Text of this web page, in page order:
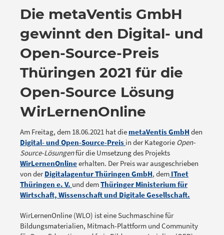
Die metaVentis GmbH
gewinnt den Digital- und
Open-Source-Preis
Thüringen 2021 für die
Open-Source Lösung
WirLernenOnline
Am Freitag, dem 18.06.2021 hat die metaVentis GmbH den
Digital- und Open-Source-Preis in der Kategorie Open-
Source-Lösungenfür die Umsetzung des Projekts
WirLernenOnlineerhalten. Der Preis war ausgeschrieben
von derDigitalagentur Thüringen GmbH, dem ITnet
Thüringen e. V. und demThüringer Ministerium für
Wirtschaft, Wissenschaft und Digitale Gesellschaft.
WirLernenOnline (WLO) ist eine Suchmaschine für
Bildungsmaterialien, Mitmach-Plattform und Community